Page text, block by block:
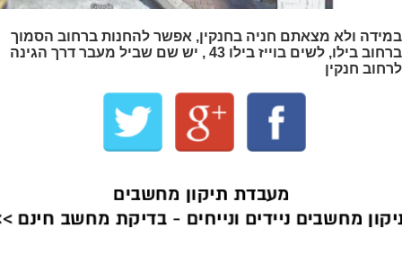
מעבדת תיקון מחשבים
מחשבים ניידים ונייחים - בדיקת מחשב חינם
במידה ולא מצאתם חניה בחנקין, אפשר להחנות ברחוב הסמוך
ברחוב בילו, לשים בוייז בילו 43 , יש שם שביל מעבר דרך הגינה
לרחוב חנקין